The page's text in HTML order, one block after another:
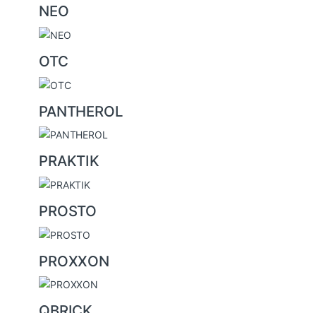
NEO
OTC
PANTHEROL
PRAKTIK
PROSTO
PROXXON